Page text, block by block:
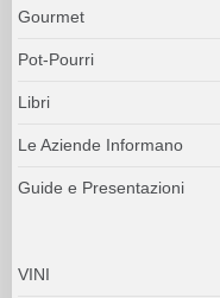
Gourmet
Pot-Pourri
Libri
Le Aziende Informano
Guide e Presentazioni
VINI